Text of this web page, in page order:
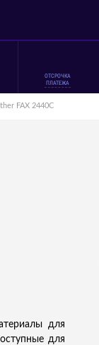
ОТСРОЧКА
ПЛАТЕЖА
FAX 2440C
для
для